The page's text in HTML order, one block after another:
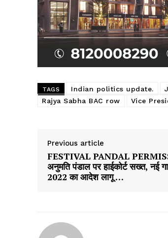
TAGS Indian politics update.
Rajya Sabha BAC row
Vice
Previous article
FESTIVAL PANDAL
अनुमति पंडाल पर हाईकोर्ट सख्त, नई
2022 का आदेश लागू …